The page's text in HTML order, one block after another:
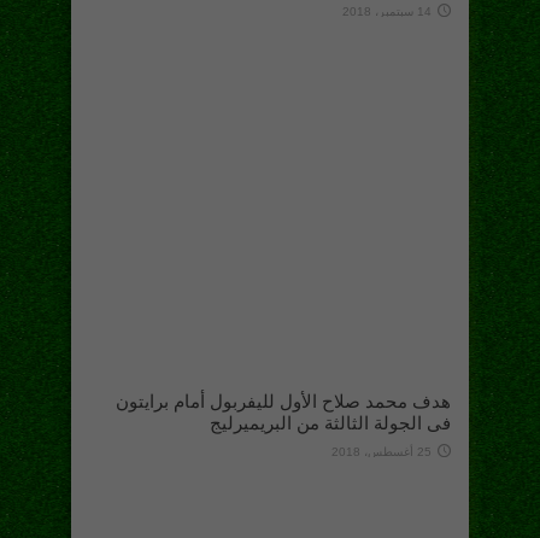
14 سبتمبر، 2018
هدف محمد صلاح الأول لليفربول أمام برايتون
فى الجولة الثالثة من البريميرليج
25 أغسطس، 2018